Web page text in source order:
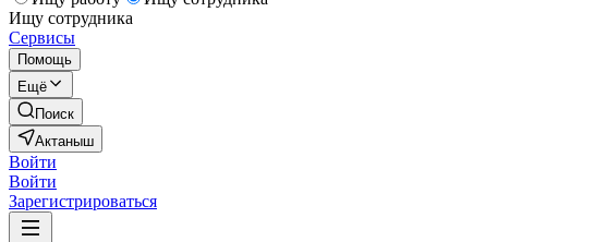
Ищу сотрудника
Сервисы
Помощь
Ещё
Поиск
Актаныш
Войти
Войти
Зарегистрироваться